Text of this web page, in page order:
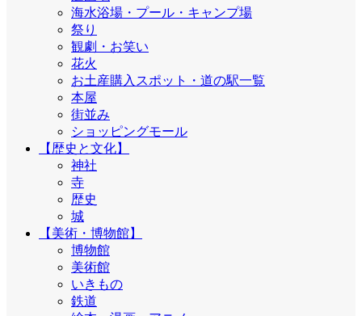
海水浴場・プール・キャンプ場
祭り
観劇・お笑い
花火
お土産購入スポット・道の駅一覧
本屋
街並み
ショッピングモール
【歴史と文化】
神社
寺
歴史
城
【美術・博物館】
博物館
美術館
いきもの
鉄道